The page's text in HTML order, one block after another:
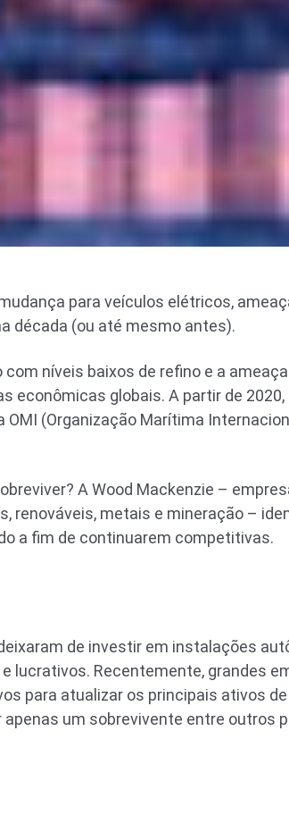
para veículos elétricos,
década (ou até mesmo antes).
níveis baixos de refino e a
econômicas globais. A partir de
(Organização Marítima
A Wood Mackenzie –
renováveis, metais e mineração –
a fim de continuarem competitivas.
de investir em instalações
lucrativos. Recentemente, grandes
para atualizar os principais ativos
um sobrevivente entre outros